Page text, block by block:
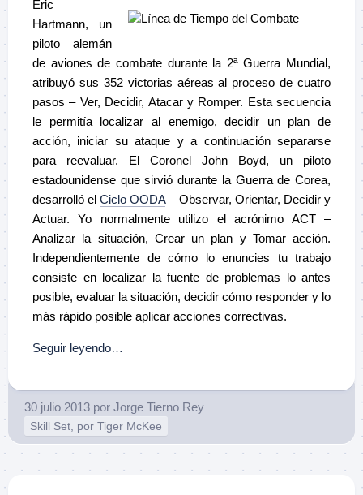
Eric
Hartmann, un
piloto alemán
de aviones de combate durante la 2ª Guerra Mundial,
atribuyó sus 352 victorias aéreas al proceso de cuatro
pasos – Ver, Decidir, Atacar y Romper. Esta secuencia
le permitía localizar al enemigo, decidir un plan de
acción, iniciar su ataque y a continuación separarse
para reevaluar. El Coronel John Boyd, un piloto
estadounidense que sirvió durante la Guerra de Corea,
desarrolló el Ciclo OODA– Observar, Orientar, Decidir y
Actuar. Yo normalmente utilizo el acrónimo ACT –
Analizar la situación, Crear un plan y Tomar acción.
Independientemente de cómo lo enuncies tu trabajo
consiste en localizar la fuente de problemas lo antes
posible, evaluar la situación, decidir cómo responder y lo
más rápido posible aplicar acciones correctivas.
Seguir leyendo…
30 julio 2013 por Jorge Tierno Rey
Skill Set, por Tiger McKee